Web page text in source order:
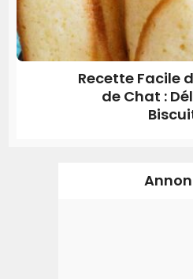
Recette Facile
de Chat :